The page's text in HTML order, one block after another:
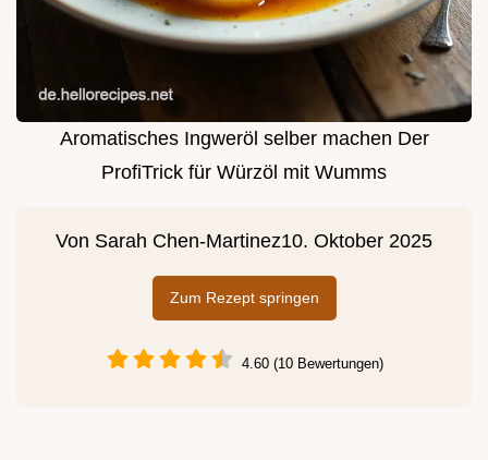
Aromatisches Ingweröl selber machen Der
ProfiTrick für Würzöl mit Wumms
Von Sarah Chen-Martinez10. Oktober 2025
Zum Rezept springen
4.60 (10 Bewertungen)